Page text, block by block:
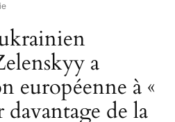
a
européenne à «
davantage de la